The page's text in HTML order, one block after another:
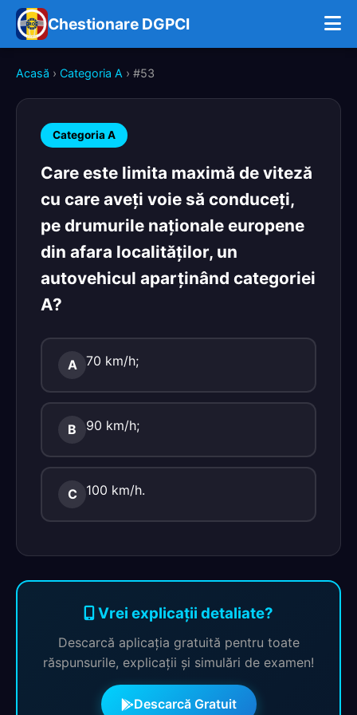
Chestionare DGPCI
Acasă › Categoria A › #53
Categoria A
Care este limita maximă de viteză
cu care aveţi voie să conduceţi,
pe drumurile naţionale europene
din afara localităţilor, un
autovehicul aparţinând categoriei
A?
A 70 km/h;
B 90 km/h;
C 100 km/h.
Vrei explicații detaliate?
Descarcă aplicația gratuită pentru toate
răspunsurile, explicații și simulări de examen!
Descarcă Gratuit